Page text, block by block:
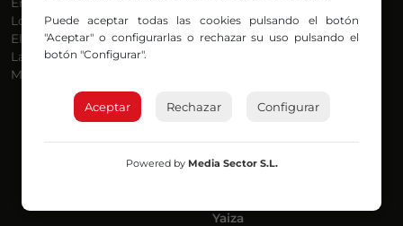
Locos por la Música
El Supermadrugador
La Mañana de Radio Nervión
Más Madrugada
Iker
Iñigo
Joseba
Mar y Cielo
Miguel Ángel
Yaiza
Puede aceptar todas las cookies pulsando el botón
"Aceptar" o configurarlas o rechazar su uso pulsando el
botón "Configurar".
Aceptar Rechazar Configurar
Powered by Media Sector S.L.